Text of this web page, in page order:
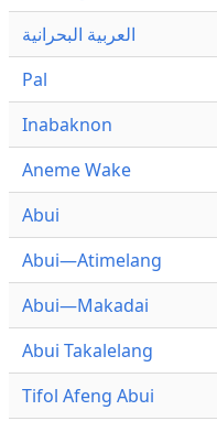
العربية البحرانية
Pal
Inabaknon
Aneme Wake
Abui
Abui—Atimelang
Abui—Makadai
Abui Takalelang
Tifol Afeng Abui